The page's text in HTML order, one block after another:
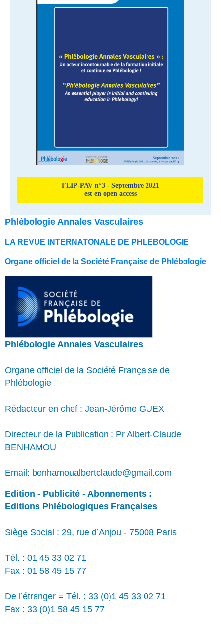
FLIP-PAV n°3 - Septembre 2021
est en open access
Phlébologie Annales Vasculaires
LA REVUE INTERNATONALE DE PHLEBOLOGIE
Organe officiel de la Société Française de Phlébologie
Phlébologie Annales Vasculaires
Organe officiel de la Société Française de
Phlébologie
Rédacteur en chef : Jean-Jérôme GUEX
Directeur de la Publication : Pr Albert-Claude
BENHAMOU
Email: benhamoualbertclaude@gmail.com
Edition - Publicité - Abonnements :
Editions Phlébologiques Françaises
Siège Social : 29, rue d’Anjou - 75008 Paris
Tél. : 01 45 33 02 71
Fax : 01 58 45 15 77
De l’étranger = Tél. : 33 (0)1 45 33 02 71
Fax : 33 (0)1 58 45 15 77